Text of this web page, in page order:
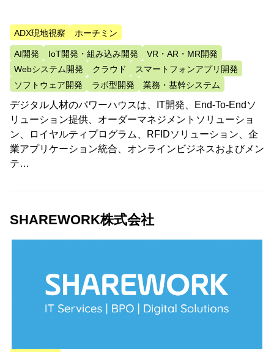
ADX現地視察 ホーチミン
AI開発 IoT開発・組み込み開発
VR・AR・MR開発
Webシステム開発
クラウド
スマートフォンアプリ開発
ソフトウェア開発
ラボ型開発 業務・基幹システム
デジタル人材のパワーハウスは、IT開発、End-To-Endソ
リューション提供、オーダーマネジメントソリューショ
ン、ロイヤルティプログラム、RFIDソリューション、企
業アプリケーション統合、オンラインビジネスおよびメン
テ…
SHAREWORK株式会社